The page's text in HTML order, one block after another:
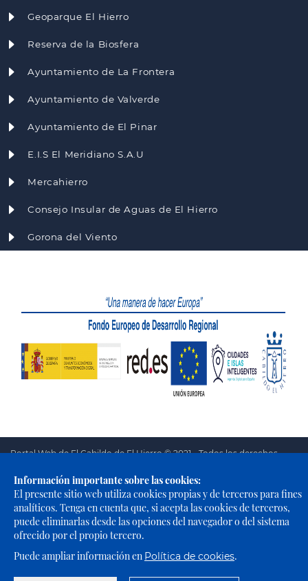
Información importante sobre las cookies:
El presente sitio web utiliza cookies propias y de terceros para fines
analíticos. Tenga en cuenta que, si acepta las cookies de terceros,
puede eliminarlas desde las opciones del navegador o del sistema
ofrecido por el propio tercero.
Puede ampliar información en Política de cookies.
Geoparque El Hierro
Reserva de la Biosfera
Ayuntamiento de La Frontera
Ayuntamiento de Valverde
Ayuntamiento de El Pinar
E.I.S El Meridiano S.A.U
Mercahierro
Consejo Insular de Aguas de El Hierro
Gorona del Viento
Portal Web de El Cabildo de El Hierro © 2021 - Todos los derechos
Legal | Accesibilidad